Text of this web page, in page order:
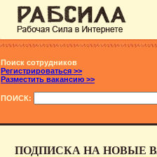
Поиск сотрудников
Регистрироваться >>
Разместить вакансию >>
ПОИСК:
ПОДПИСКА НА НОВЫЕ